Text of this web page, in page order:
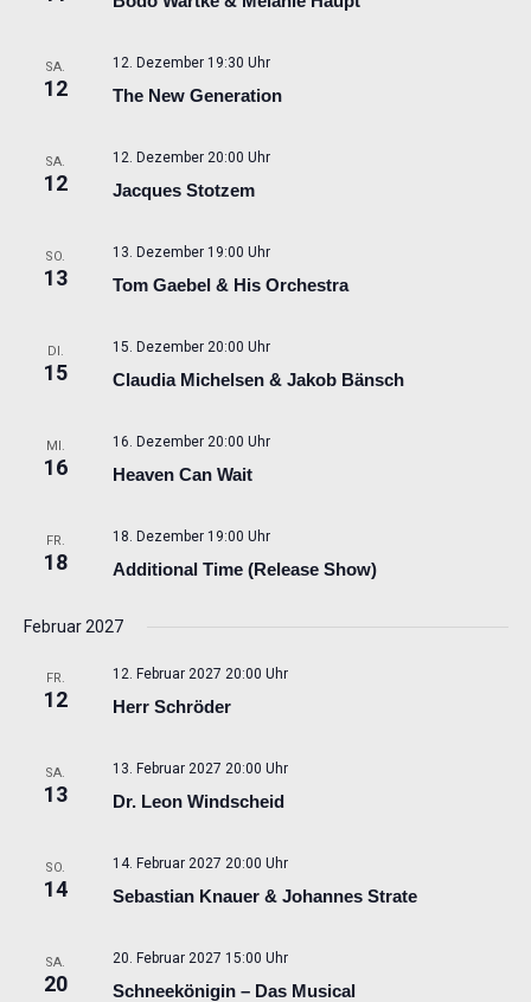
SA.
12 The New Generation
12. Dezember 19:30 Uhr
SA.
12 Jacques Stotzem
12. Dezember 20:00 Uhr
SO.
13 Tom Gaebel & His Orchestra
13. Dezember 19:00 Uhr
DI.
15 Claudia Michelsen & Jakob Bänsch
15. Dezember 20:00 Uhr
MI.
16 Heaven Can Wait
16. Dezember 20:00 Uhr
FR.
18 Additional Time (Release Show)
18. Dezember 19:00 Uhr
Februar 2027
FR.
12 Herr Schröder
12. Februar 2027 20:00 Uhr
SA.
13 Dr. Leon Windscheid
13. Februar 2027 20:00 Uhr
SO.
14 Sebastian Knauer & Johannes Strate
14. Februar 2027 20:00 Uhr
SA.
20 Schneekönigin – Das Musical
20. Februar 2027 15:00 Uhr